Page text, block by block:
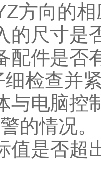
方向的
的尺寸是
配件是否
细检查并
与电脑控
的情况。
值是否超